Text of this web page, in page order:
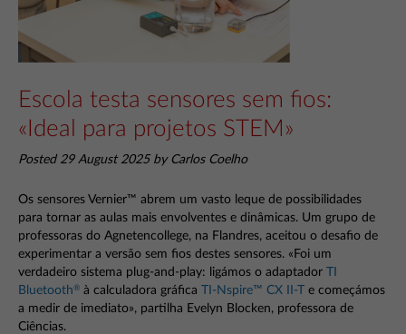
Escola testa sensores sem fios:
«Ideal para projetos STEM»
Posted 29 August 2025 by Carlos Coelho
Os sensores Vernier™ abrem um vasto leque de possibilidades
para tornar as aulas mais envolventes e dinâmicas. Um grupo de
professoras do Agnetencollege, na Flandres, aceitou o desafio de
experimentar a versão sem fios destes sensores. «Foi um
verdadeiro sistema plug-and-play: ligámos o adaptador TI
Bluetooth® à calculadora gráfica TI-Nspire™ CX II-T e começámos
a medir de imediato», partilha Evelyn Blocken, professora de
Ciências.